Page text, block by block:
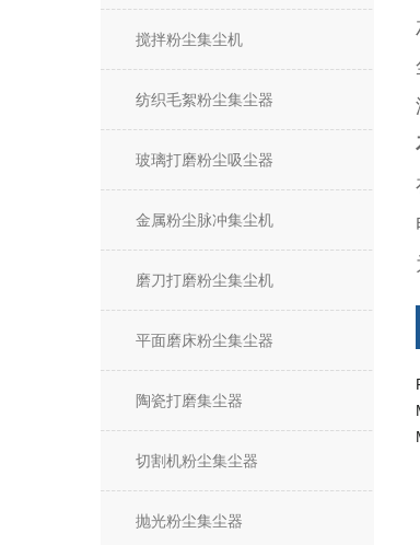
搅拌粉尘集尘机
纺织毛絮粉尘集尘器
玻璃打磨粉尘吸尘器
金属粉尘脉冲集尘机
磨刀打磨粉尘集尘机
平面磨床粉尘集尘器
陶瓷打磨集尘器
切割机粉尘集尘器
抛光粉尘集尘器